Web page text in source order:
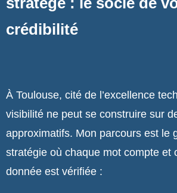
crédibilité
À Toulouse, cité de l’excellence
visibilité ne peut se construire sur
approximatifs. Mon parcours est le
stratégie où chaque mot compte et
donnée est vérifiée :